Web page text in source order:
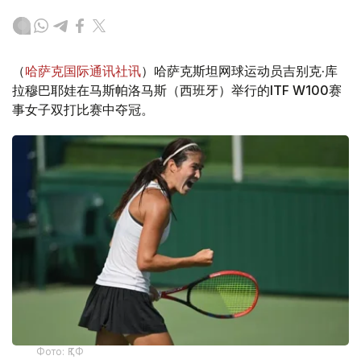
（哈萨克国际通讯社讯）哈萨克斯坦网球运动员吉别克·库
拉穆巴耶娃在马斯帕洛马斯（西班牙）举行的ITF W100赛
事女子双打比赛中夺冠。
Фото: ҚТФ